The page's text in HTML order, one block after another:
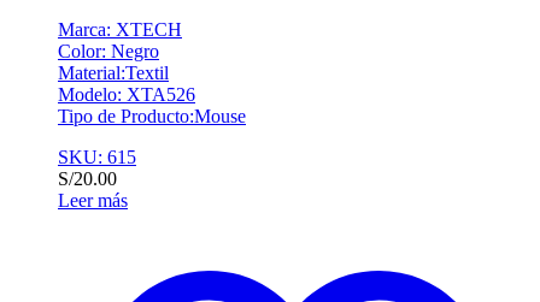
Marca: XTECH
Color: Negro
Material:Textil
Modelo: XTA526
Tipo de Producto:Mouse
SKU: 615
S/20.00
Leer más